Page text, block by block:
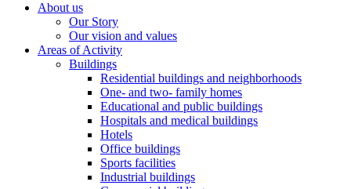
About us
Our Story
Our vision and values
Areas of Activity
Buildings
Residential buildings and neighborhoods
One- and two- family homes
Educational and public buildings
Hospitals and medical buildings
Hotels
Office buildings
Sports facilities
Industrial buildings